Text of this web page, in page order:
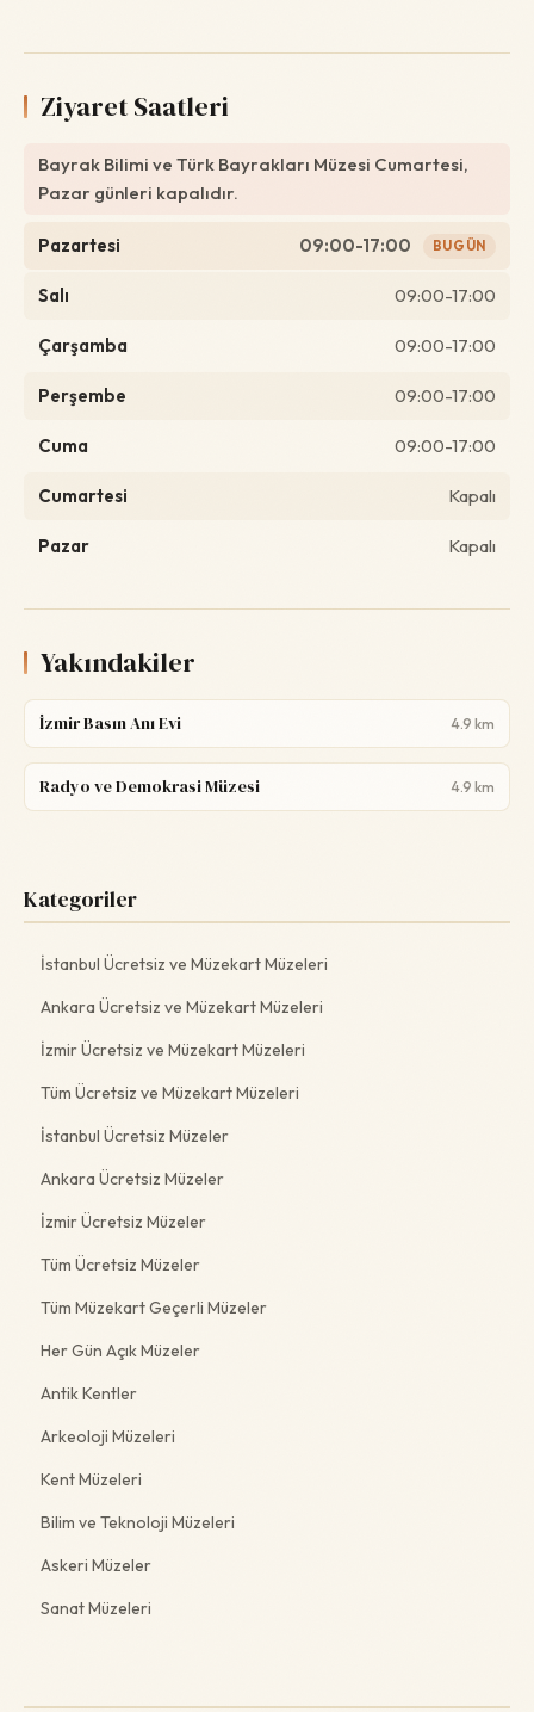
Ziyaret Saatleri
Bayrak Bilimi ve Türk Bayrakları Müzesi Cumartesi,
Pazar günleri kapalıdır.
Pazartesi 09:00-17:00 BUGÜN
Salı 09:00-17:00
Çarşamba 09:00-17:00
Perşembe 09:00-17:00
Cuma 09:00-17:00
Cumartesi Kapalı
Pazar Kapalı
Yakındakiler
İzmir Basın Anı Evi 4.9 km
Radyo ve Demokrasi Müzesi 4.9 km
Kategoriler
İstanbul Ücretsiz ve Müzekart Müzeleri
Ankara Ücretsiz ve Müzekart Müzeleri
İzmir Ücretsiz ve Müzekart Müzeleri
Tüm Ücretsiz ve Müzekart Müzeleri
İstanbul Ücretsiz Müzeler
Ankara Ücretsiz Müzeler
İzmir Ücretsiz Müzeler
Tüm Ücretsiz Müzeler
Tüm Müzekart Geçerli Müzeler
Her Gün Açık Müzeler
Antik Kentler
Arkeoloji Müzeleri
Kent Müzeleri
Bilim ve Teknoloji Müzeleri
Askeri Müzeler
Sanat Müzeleri